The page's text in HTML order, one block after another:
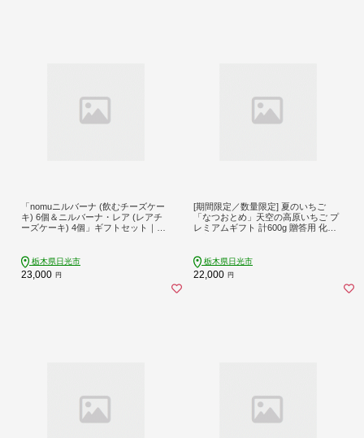
「nomuニルバーナ (飲むチーズケー
キ) 6個＆ニルバーナ・レア (レアチ
ーズケーキ) 4個」ギフトセット｜明
子 ギフト 日光市 [0902]
栃木県日光市
23,000 円
[期間限定／数量限定] 夏のいちご
「なつおとめ」天空の高原いちご プ
レミアムギフト 計600g 贈答用 化粧
スイーツ 産地直送 サマーギフト 奥
栃木県日光市
22,000 円